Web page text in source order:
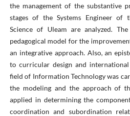
the management of the substantive
stages of the Systems Engineer of
Science of Uleam are analyzed.
pedagogical model for the
an integrative approach. Also, an
to curricular design and
field of Information Technology was
the modeling and the approach of
applied in determining the
coordination and subordination